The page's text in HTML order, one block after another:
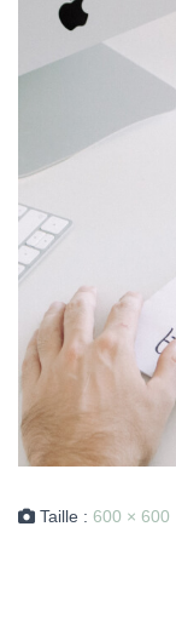
Taille : 600 × 600